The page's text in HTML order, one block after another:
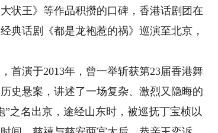
王》等作品积攒的口碑，香港话剧团在
典话剧《都是龙袍惹的祸》巡演至北京，
演于2013年，曾一举斩获第23届香港舞
史悬案，讲述了一场复杂、激烈又隐晦的
之名出京，途经山东时，被巡抚丁宝桢以